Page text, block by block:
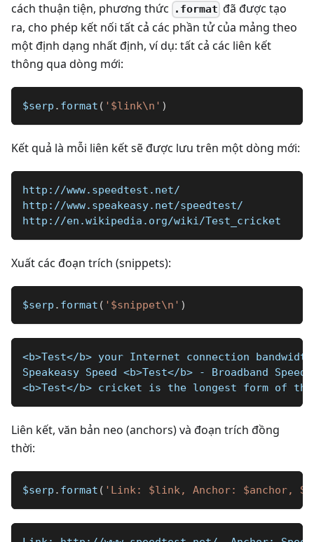
cách thuận tiện, phương thức
.format đã được tạo
ra, cho phép kết nối tất cả các phần tử của mảng theo
một định dạng nhất định, ví dụ: tất cả các liên kết
thông qua dòng mới:
$serp . format ( '$link\n' )
Kết quả là mỗi liên kết sẽ được lưu trên một dòng mới:
http://www.speedtest.net/
http://www.speakeasy.net/speedtest/
http://en.wikipedia.org/wiki/Test_cricket
Xuất các đoạn trích (snippets):
$serp . format ( '$snippet\n' )
<b>Test</b> your Internet connection
Speakeasy Speed <b>Test</b> - Broadband
<b>Test</b> cricket is the longest form of the
Liên kết, văn bản neo (anchors) và đoạn trích đồng
thời:
$serp . format ( 'Link: $link, Anchor: $anchor,